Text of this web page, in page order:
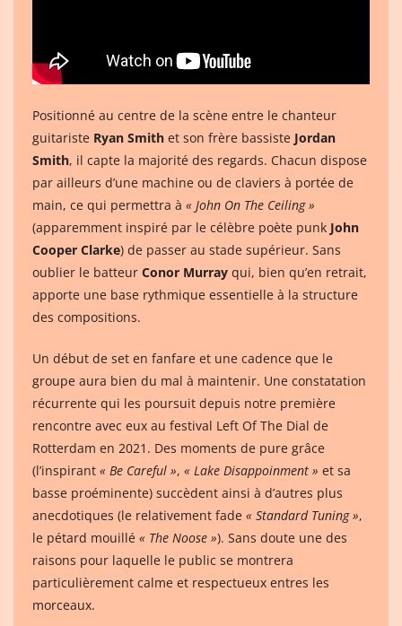
Positionné au centre de la scène entre le chanteur
guitariste Ryan Smith et son frère bassiste Jordan
Smith, il capte la majorité des regards. Chacun dispose
par ailleurs d’une machine ou de claviers à portée de
main, ce qui permettra à « John On The Ceiling »
(apparemment inspiré par le célèbre poète punk John
Cooper Clarke) de passer au stade supérieur. Sans
oublier le batteur Conor Murray qui, bien qu’en retrait,
apporte une base rythmique essentielle à la structure
des compositions.
Un début de set en fanfare et une cadence que le
groupe aura bien du mal à maintenir. Une constatation
récurrente qui les poursuit depuis notre première
rencontre avec eux au festival Left Of The Dial de
Rotterdam en 2021. Des moments de pure grâce
(l’inspirant « Be Careful », « Lake Disappoinment » et sa
basse proéminente) succèdent ainsi à d’autres plus
anecdotiques (le relativement fade « Standard Tuning »,
le pétard mouillé « The Noose »). Sans doute une des
raisons pour laquelle le public se montrera
particulièrement calme et respectueux entres les
morceaux.